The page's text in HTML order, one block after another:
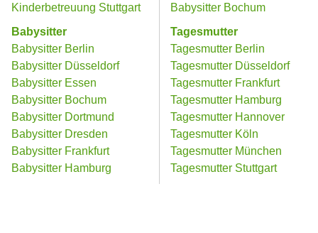
Kinderbetreuung Stuttgart
Babysitter
Babysitter Berlin
Babysitter Düsseldorf
Babysitter Essen
Babysitter Bochum
Babysitter Dortmund
Babysitter Dresden
Babysitter Frankfurt
Babysitter Hamburg
Babysitter Bochum
Tagesmutter
Tagesmutter Berlin
Tagesmutter Düsseldorf
Tagesmutter Frankfurt
Tagesmutter Hamburg
Tagesmutter Hannover
Tagesmutter Köln
Tagesmutter München
Tagesmutter Stuttgart